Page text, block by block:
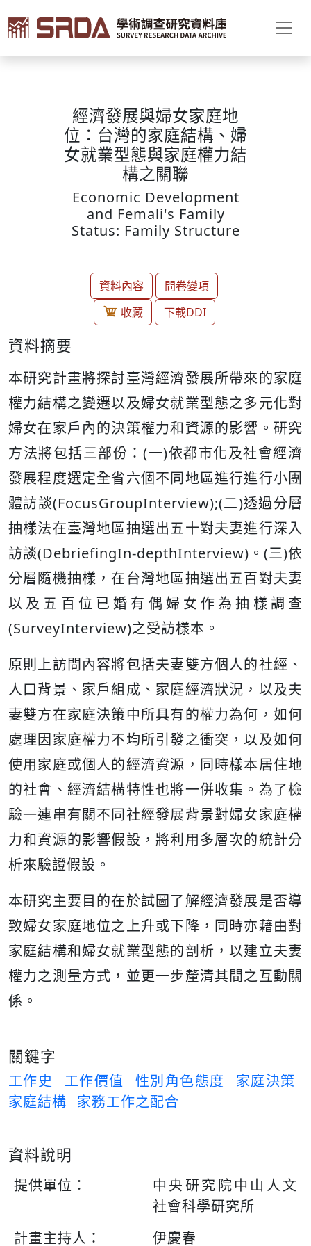
經濟發展與婦女家庭地
位：台灣的家庭結構、婦
女就業型態與家庭權力結
構之關聯
Economic Development
and Femali's Family
Status: Family Structure
資料內容
問卷變項
收藏
下載DDI
資料摘要
本研究計畫將探討臺灣經濟發展所帶來的家庭
權力結構之變遷以及婦女就業型態之多元化對
婦女在家戶內的決策權力和資源的影響。研究
方法將包括三部份：(一)依都市化及社會經濟
發展程度選定全省六個不同地區進行進行小團
體訪談(FocusGroupInterview);(二)透過分層
抽樣法在臺灣地區抽選出五十對夫妻進行深入
訪談(DebriefingIn-depthInterview)。(三)依
分層隨機抽樣，在台灣地區抽選出五百對夫妻
以及五百位已婚有偶婦女作為抽樣調查
(SurveyInterview)之受訪樣本。
原則上訪問內容將包括夫妻雙方個人的社經、
人口背景、家戶組成、家庭經濟狀況，以及夫
妻雙方在家庭決策中所具有的權力為何，如何
處理因家庭權力不均所引發之衝突，以及如何
使用家庭或個人的經濟資源，同時樣本居住地
的社會、經濟結構特性也將一併收集。為了檢
驗一連串有關不同社經發展背景對婦女家庭權
力和資源的影響假設，將利用多層次的統計分
析來驗證假設。
本研究主要目的在於試圖了解經濟發展是否導
致婦女家庭地位之上升或下降，同時亦藉由對
家庭結構和婦女就業型態的剖析，以建立夫妻
權力之測量方式，並更一步釐清其間之互動關
係。
關鍵字
工作史 工作價值 性別角色態度
家庭決策
家庭結構
家務工作之配合
資料說明
提供單位：
中央研究院中山人文
社會科學研究所
計畫主持人：
伊慶春